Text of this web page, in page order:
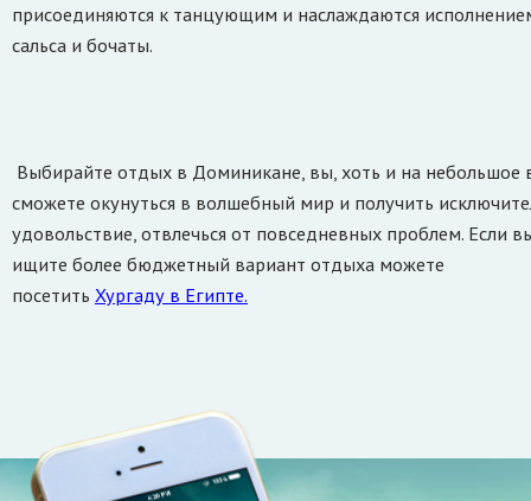
присоединяются к танцующим и наслаждаются
сальса и бочаты.
Выбирайте отдых в Доминикане, вы, хоть и на небольшое
сможете окунуться в волшебный мир и получить
удовольствие, отвлечься от повседневных проблем. Если
ищите более бюджетный вариант отдыха можете
посетить Хургаду в Египте.